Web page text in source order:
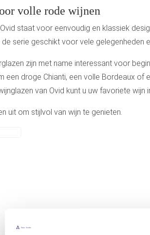
volle rode wijnen
staat voor eenvoudig en klassiek
serie geschikt voor vele gelegenheden
zijn met name interessant voor
een droge Chianti, een volle Bordeaux of
van Ovid kunt u uw favoriete wijn
uit om stijlvol van wijn te genieten.